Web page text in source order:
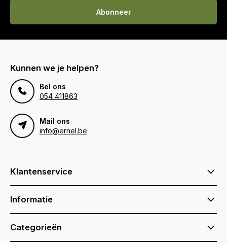
Abonneer
Kunnen we je helpen?
Bel ons
054 411863
Mail ons
info@ernel.be
Klantenservice
Informatie
Categorieën